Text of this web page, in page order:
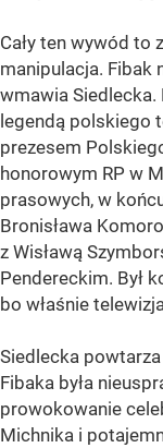
Cały ten wywód to
manipulacja. Fibak
wmawia
legendą polskiego
prezesem
honorowym RP w
prasowych, w
Bronisława
z Wisławą
Pendereckim. Był
bo właśnie
Siedlecka
Fibaka była
prowokowanie
Michnika i